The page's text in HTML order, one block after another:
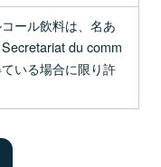
ール飲料は、名あ
du comm
いる場合に限り許